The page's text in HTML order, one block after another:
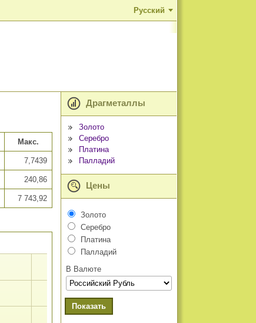
Русский
Макс.
7,7439
240,86
7 743,92
Драгметаллы
Золото
Серебро
Платина
Палладий
Цены
Золото
Серебро
Платина
Палладий
В Валюте
Показать